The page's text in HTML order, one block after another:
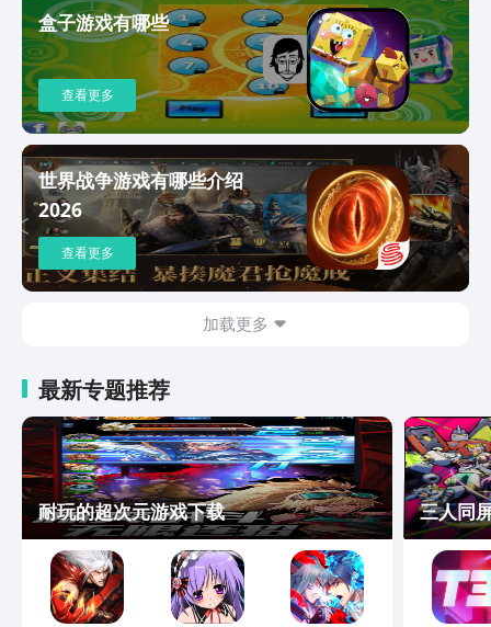
盒子游戏有哪些
查看更多
世界战争游戏有哪些介绍
2026
查看更多
加载更多
最新专题推荐
耐玩的超次元游戏下载 三人同